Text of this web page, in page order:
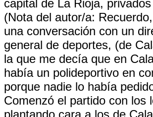
capital de La Rioja,
(Nota del autor/a:
una conversación con un
general de deportes, (de
la que me decía que en
había un polideportivo en
porque nadie lo había
Comenzó el partido con los
plantando cara a los de